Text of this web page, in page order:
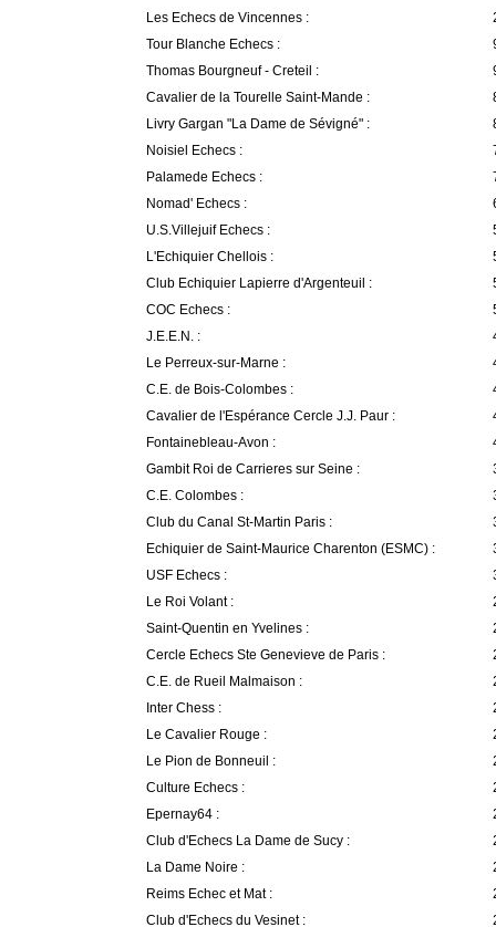
Les Echecs de Vincennes :
Tour Blanche Echecs :
Thomas Bourgneuf - Creteil :
Cavalier de la Tourelle Saint-Mande :
Livry Gargan "La Dame de Sévigné" :
Noisiel Echecs :
Palamede Echecs :
Nomad' Echecs :
U.S.Villejuif Echecs :
L'Echiquier Chellois :
Club Echiquier Lapierre d'Argenteuil :
COC Echecs :
J.E.E.N. :
Le Perreux-sur-Marne :
C.E. de Bois-Colombes :
Cavalier de l'Espérance Cercle J.J. Paur :
Fontainebleau-Avon :
Gambit Roi de Carrieres sur Seine :
C.E. Colombes :
Club du Canal St-Martin Paris :
Echiquier de Saint-Maurice Charenton (ESMC) :
USF Echecs :
Le Roi Volant :
Saint-Quentin en Yvelines :
Cercle Echecs Ste Genevieve de Paris :
C.E. de Rueil Malmaison :
Inter Chess :
Le Cavalier Rouge :
Le Pion de Bonneuil :
Culture Echecs :
Epernay64 :
Club d'Echecs La Dame de Sucy :
La Dame Noire :
Reims Echec et Mat :
Club d'Echecs du Vesinet :